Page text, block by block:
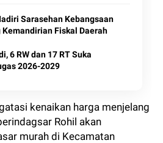
Sarasehan Kebangsaan
Kemandirian Fiskal Daerah
6 RW dan 17 RT Suka
2026-2029
kenaikan harga menjelang
Rohil akan
murah di Kecamatan